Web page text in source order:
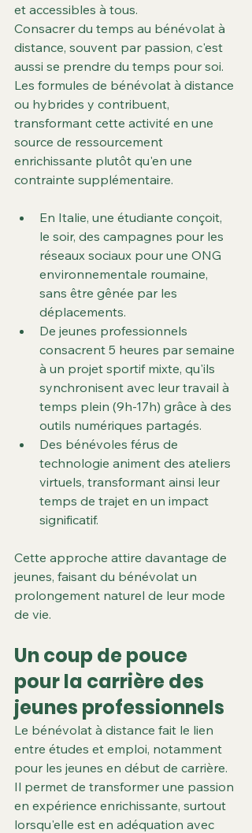
et accessibles à tous.
Consacrer du temps au bénévolat à
distance, souvent par passion, c'est
aussi se prendre du temps pour soi.
Les formules de bénévolat à distance
ou hybrides y contribuent,
transformant cette activité en une
source de ressourcement
enrichissante plutôt qu'en une
contrainte supplémentaire.
En Italie, une étudiante conçoit,
le soir, des campagnes pour les
réseaux sociaux pour une ONG
environnementale roumaine,
sans être gênée par les
déplacements.
De jeunes professionnels
consacrent 5 heures par semaine
à un projet sportif mixte, qu'ils
synchronisent avec leur travail à
temps plein (9h-17h) grâce à des
outils numériques partagés.
Des bénévoles férus de
technologie animent des ateliers
virtuels, transformant ainsi leur
temps de trajet en un impact
significatif.
Cette approche attire davantage de
jeunes, faisant du bénévolat un
prolongement naturel de leur mode
de vie.
Un coup de pouce
pour la carrière des
jeunes professionnels
Le bénévolat à distance fait le lien
entre études et emploi, notamment
pour les jeunes en début de carrière.
Il permet de transformer une passion
en expérience enrichissante, surtout
lorsqu'elle est en adéquation avec